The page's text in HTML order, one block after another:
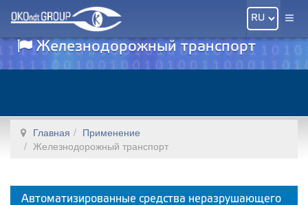
Железнодорожный транспорт
Главная
Применение
Железнодорожный транспорт
Автоматизированные средства неразрушающего